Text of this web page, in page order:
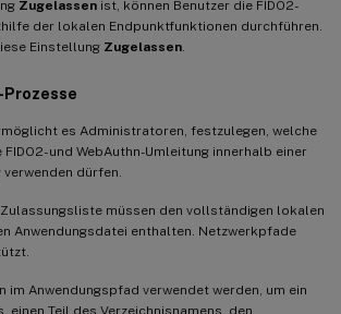
Zugelassen ist, können Benutzer die FIDO2-
der lokalen Endpunktfunktionen durchführen.
Einstellung Zugelassen
Prozesse
es Administratoren, festzulegen, welche
FIDO2- und WebAuthn-Umleitung innerhalb einer
dürfen.
Zulassungsliste müssen den vollständigen lokalen
Anwendungsdatei enthalten. Netzwerkpfade
im Anwendungspfad verwendet werden, um ein
einen Teil des Verzeichnisnamens, den